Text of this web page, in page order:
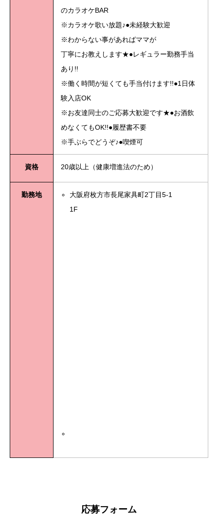
のカラオケBAR
※カラオケ歌い放題♪●未経験大歓迎
※わからない事があればママが
丁寧にお教えします★●レギュラー勤務手当
あり!!
※働く時間が短くても手当付けます!!●1日体
験入店OK
※お友達同士のご応募大歓迎です★●お酒飲
めなくてもOK!!●履歴書不要
※手ぶらでどうぞ♪●喫煙可
資格 20歳以上（健康増進法のため）
勤務地
大阪府枚方市長尾家具町2丁目5-1
1F
応募フォーム